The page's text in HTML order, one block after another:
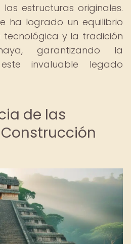
estructuras originales.
ha logrado un equilibrio
tecnológica y la tradición
garantizando la
invaluable legado
de las